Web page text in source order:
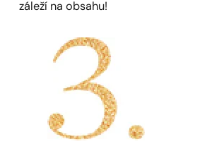
záleží na obsahu!